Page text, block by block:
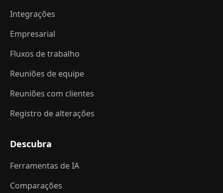
Integrações
Empresarial
Fluxos de trabalho
Reuniões de equipe
Reuniões com clientes
Registro de alterações
Descubra
Ferramentas de IA
Comparações